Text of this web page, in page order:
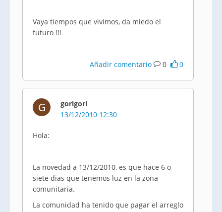
Vaya tiempos que vivimos, da miedo el
futuro !!!
Añadir comentario 0 0
G
gorigori
13/12/2010 12:30
Hola:
La novedad a 13/12/2010, es que hace 6 o
siete dias que tenemos luz en la zona
comunitaria.
La comunidad ha tenido que pagar el arreglo